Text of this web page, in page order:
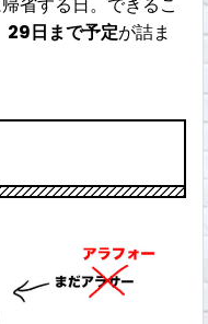
29日まで予定が詰ま